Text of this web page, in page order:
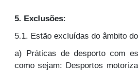
5. Exclusões:
5.1. Estão excluídas do âmbito
a) Práticas de desporto com
como sejam: Desportos